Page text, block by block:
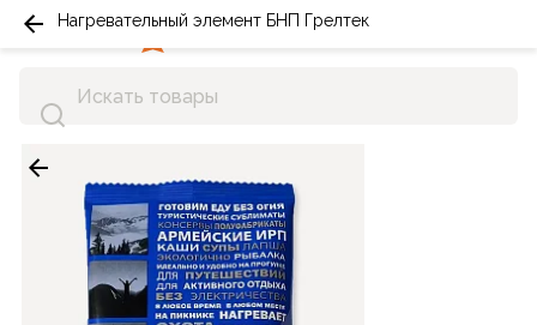
Нагревательный элемент БНП Грелтек